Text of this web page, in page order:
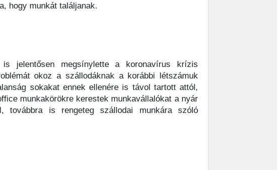
hogy munkát találjanak.
jelentősen megsínylette a koronavírus krízis
okoz a szállodáknak a korábbi létszámuk
sokakat ennek ellenére is távol tartott attól,
munkakörökre kerestek munkavállalókat a nyár
továbbra is rengeteg szállodai munkára szóló